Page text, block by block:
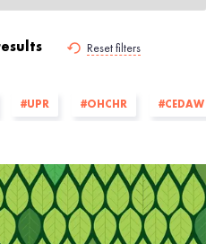
Reset filters
#UPR #OHCHR #CEDAW
#FIDH #OMCT
сходаў #свабода слова